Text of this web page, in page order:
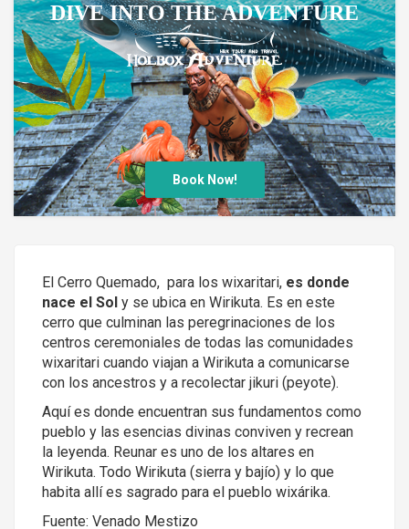
DIVE INTO THE ADVENTURE
Book Now!
El Cerro Quemado, para los wixaritari, es donde
nace el Sol y se ubica en Wirikuta. Es en este
cerro que culminan las peregrinaciones de los
centros ceremoniales de todas las comunidades
wixaritari cuando viajan a Wirikuta a comunicarse
con los ancestros y a recolectar jikuri (peyote).
Aquí es donde encuentran sus fundamentos como
pueblo y las esencias divinas conviven y recrean
la leyenda. Reunar es uno de los altares en
Wirikuta. Todo Wirikuta (sierra y bajío) y lo que
habita allí es sagrado para el pueblo wixárika.
Fuente: Venado Mestizo